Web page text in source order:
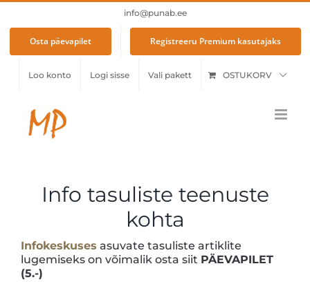
Skip
content
info@punab.ee
Osta päevapilet Registreeru Premium kasutajaks
Loo konto Logi sisse Vali pakett OSTUKORV
Info tasuliste teenuste
kohta
Infokeskuses asuvate tasuliste artiklite
lugemiseks on võimalik osta siit PÄEVAPILET
(5.-)